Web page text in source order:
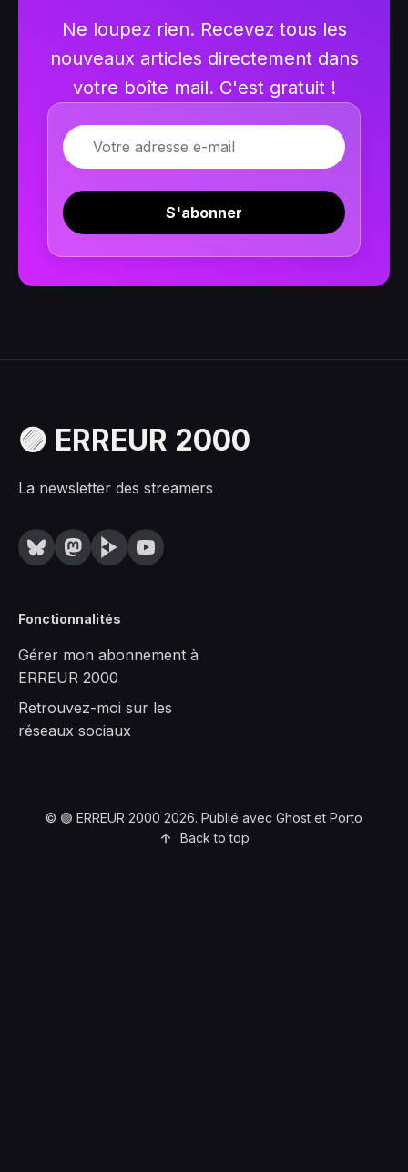
Ne loupez rien. Recevez tous les
nouveaux articles directement dans
votre boîte mail. C'est gratuit !
E-mail
S'abonner
🟣 ERREUR 2000
La newsletter des streamers
Fonctionnalités
Gérer mon abonnement à
ERREUR 2000
Retrouvez-moi sur les
réseaux sociaux
© 🟣 ERREUR 2000 2026. Publié avec Ghost et Porto
Back to top